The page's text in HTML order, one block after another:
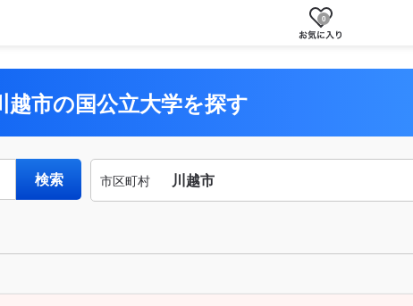
0
越市の国公立大学を探す
検索 市区町村 川越市
市区
から
駅・
か